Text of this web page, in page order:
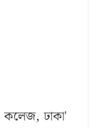
কলেজ, ঢাকা'